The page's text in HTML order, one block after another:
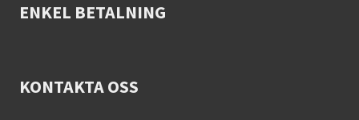
ENKEL BETALNING
KONTAKTA OSS